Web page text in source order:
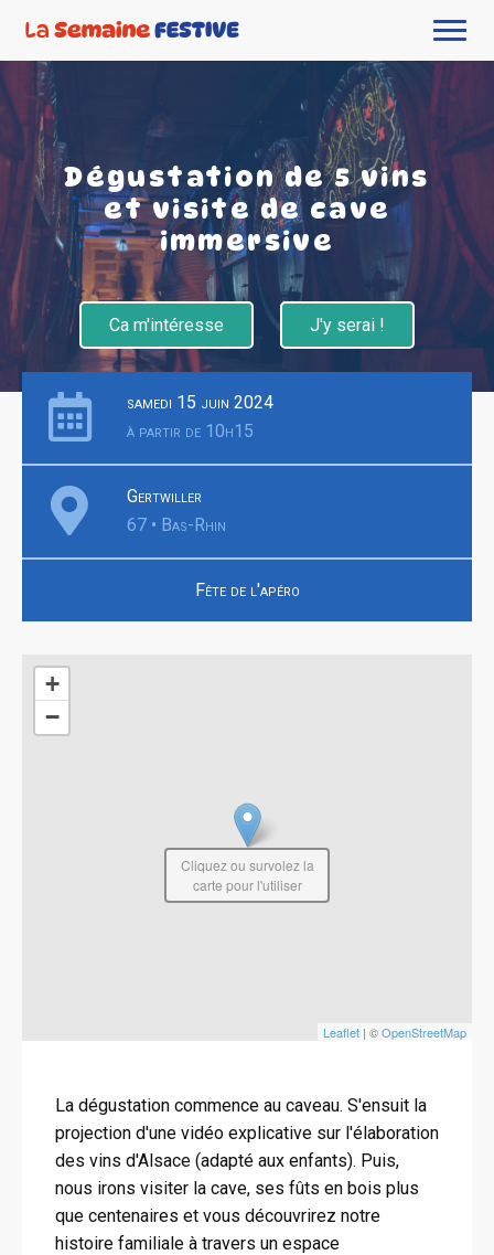
Dégustation de 5 vins
et visite de cave
immersive
Ca m'intéresse J'y serai !
samedi 15 juin 2024
à partir de 10h15
Gertwiller
67 • Bas-Rhin
Fête de l'apéro
+
−
Leaflet | ©OpenStreetMap
Cliquez ou survolez la
carte pour l'utiliser
La dégustation commence au caveau. S'ensuit la
projection d'une vidéo explicative sur l'élaboration
des vins d'Alsace (adapté aux enfants). Puis,
nous irons visiter la cave, ses fûts en bois plus
que centenaires et vous découvrirez notre
histoire familiale à travers un espace